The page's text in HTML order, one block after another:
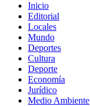
Inicio
Editorial
Locales
Mundo
Deportes
Cultura
Deporte
Economía
Jurídico
Medio Ambiente